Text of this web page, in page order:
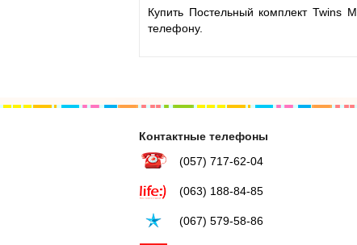
Купить Постельный комплект Twins
телефону.
Контактные телефоны
(057) 717-62-04
(063) 188-84-85
(067) 579-58-86